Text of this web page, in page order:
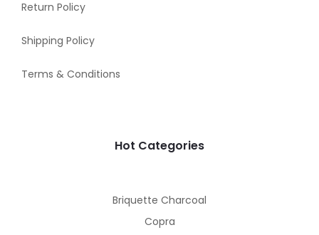
Return Policy
Shipping Policy
Terms & Conditions
Hot Categories
Briquette Charcoal
Copra